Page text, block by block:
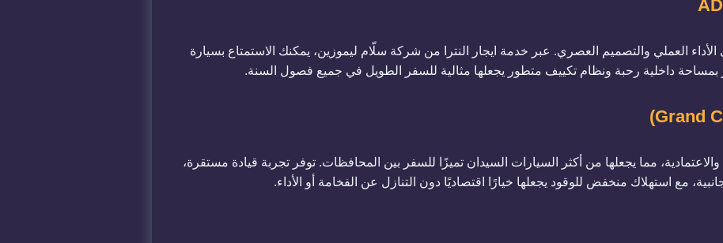
الأداء العملي والتصميم العصري. عبر خدمة ايجار النترا
من شركة سلّام ليموزين، يمكنك الاستمتاع بسيارة
بمساحة داخلية رحبة ونظام تكييف متطور يجعلها مثالية للسفر الطويل في جميع فصول السنة.
والاعتمادية، مما يجعلها من أكثر السيارات السيدان تميزًا للسفر بين المحافظات. توفر تجربة قيادة مستقرة،
مع استهلاك منخفض للوقود يجعلها خيارًا اقتصاديًا دون التنازل عن الفخامة أو الأداء.